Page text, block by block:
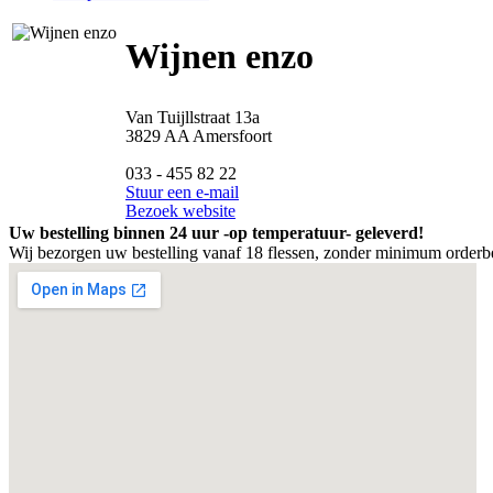
Wijnen enzo
Van Tuijllstraat 13a
3829 AA Amersfoort
033 - 455 82 22
Stuur een e-mail
Bezoek website
Uw bestelling binnen 24 uur -op temperatuur- geleverd!
Wij bezorgen uw bestelling vanaf 18 flessen, zonder minimum